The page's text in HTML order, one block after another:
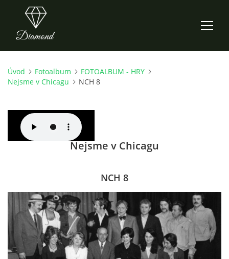
ÚVOD
O NÁS
CO NOVÉHO ZKOUŠÍME
KDY, KDE A CO HRAJEME
Úvod Fotoalbum
FOTOALBUM - HRY
Nejsme v Chicagu
NCH 8
Nejsme v Chicagu
NCH 8